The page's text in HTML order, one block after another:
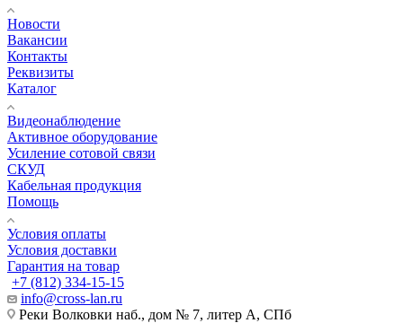
Новости
Вакансии
Контакты
Реквизиты
Каталог
Видеонаблюдение
Активное оборудование
Усиление сотовой связи
СКУД
Кабельная продукция
Помощь
Условия оплаты
Условия доставки
Гарантия на товар
+7 (812) 334-15-15
info@cross-lan.ru
Реки Волковки наб., дом № 7, литер А, СПб